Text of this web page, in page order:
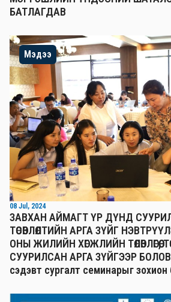
БАТЛАГДАВ
Мэдээ
08 Jul, 2024
ЗАВХАН АЙМАГТ ҮР ДҮНД
ТӨСӨВЛӨЛТИЙН АРГА ЗҮЙГ
ОНЫ ЖИЛИЙН ХӨГЖЛИЙН ТӨЛӨВЛӨГӨӨ,
СУУРИЛСАН АРГА ЗҮЙГЭЭР
сэдэвт сургалт семинарыг зохион